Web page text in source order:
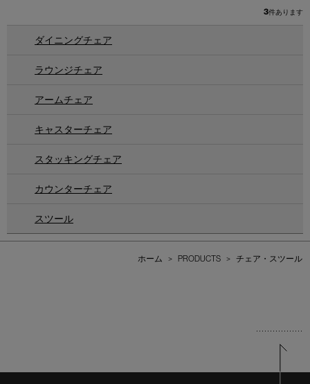
3件あります
ダイニングチェア
ラウンジチェア
アームチェア
キャスターチェア
スタッキングチェア
カウンターチェア
スツール
ホーム > PRODUCTS > チェア・スツール